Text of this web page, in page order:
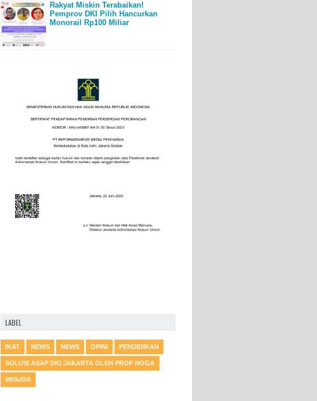
Rakyat Miskin Terabaikan!
Pemprov DKI Pilih Hancurkan
Monorail Rp100 Miliar
LABEL
IKAT NEWS NEWS OPINI PENDIDIKAN
SOLUSI ASAP DKI JAKARTA OLEH PROF HOGA
WISUDA